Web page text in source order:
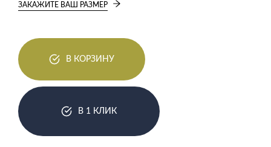
ЗАКАЖИТЕ ВАШ РАЗМЕР
В КОРЗИНУ
В 1 КЛИК